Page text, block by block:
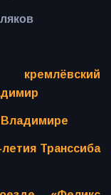
кремлёвский
Владимире
Транссиба